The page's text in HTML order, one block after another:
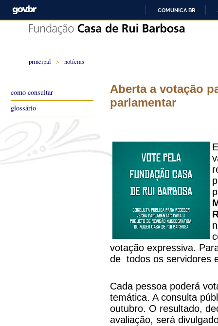
COMUNICA BR
principal > notícias
Aberta a votação
parlamentar
votação expressiva.
de todos os servidores
Cada pessoa poderá
temática. A consulta
outubro. O resultado,
avaliação, será
como consultar
glossário